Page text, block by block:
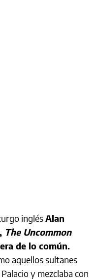
inglésAlan
The Uncommon
de lo común.
aquellos sultanes
y mezclaba con